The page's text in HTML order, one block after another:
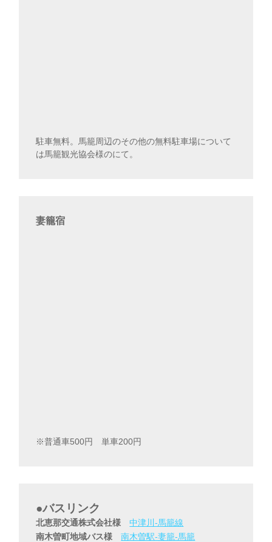
駐車無料。馬籠周辺のその他の無料駐車場について
は馬籠観光協会様のにて。
妻籠宿
※普通車500円 単車200円
●バスリンク
北恵那交通株式会社様中津川-馬籠線
南木曽町地域バス様南木曽駅-妻籠-馬籠